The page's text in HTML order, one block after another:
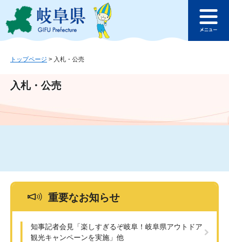
ジ
ュ
文
このページの本文へ
ュ
トップページ > 入札・公売
入札・公売
重要なお知らせ
知事記者会見「楽しすぎるぞ岐阜！岐阜県アウトドア
観光キャンペーンを実施」他